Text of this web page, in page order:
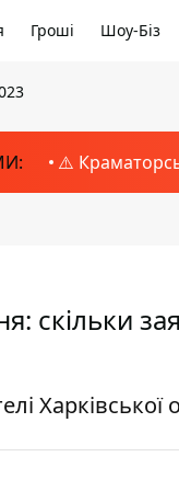
Гроші Шоу-Біз
⚠️
скільки
Харківської